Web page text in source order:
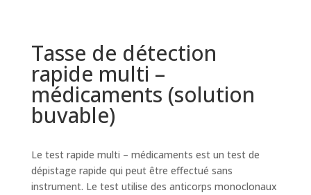
Tasse de détection
rapide multi –
médicaments (solution
buvable)
Le test rapide multi – médicaments est un test de
dépistage rapide qui peut être effectué sans
instrument. Le test utilise des anticorps monoclonaux